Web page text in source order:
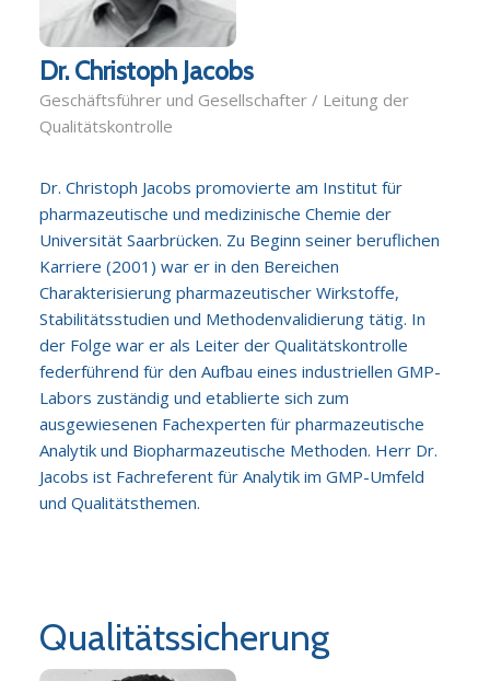
Dr. Christoph Jacobs
Geschäftsführer und Gesellschafter / Leitung der
Qualitätskontrolle
Dr. Christoph Jacobs promovierte am Institut für
pharmazeutische und medizinische Chemie der
Universität Saarbrücken. Zu Beginn seiner beruflichen
Karriere (2001) war er in den Bereichen
Charakterisierung pharmazeutischer Wirkstoffe,
Stabilitätsstudien und Methodenvalidierung tätig. In
der Folge war er als Leiter der Qualitätskontrolle
federführend für den Aufbau eines industriellen GMP-
Labors zuständig und etablierte sich zum
ausgewiesenen Fachexperten für pharmazeutische
Analytik und Biopharmazeutische Methoden. Herr Dr.
Jacobs ist Fachreferent für Analytik im GMP-Umfeld
und Qualitätsthemen.
Qualitätssicherung